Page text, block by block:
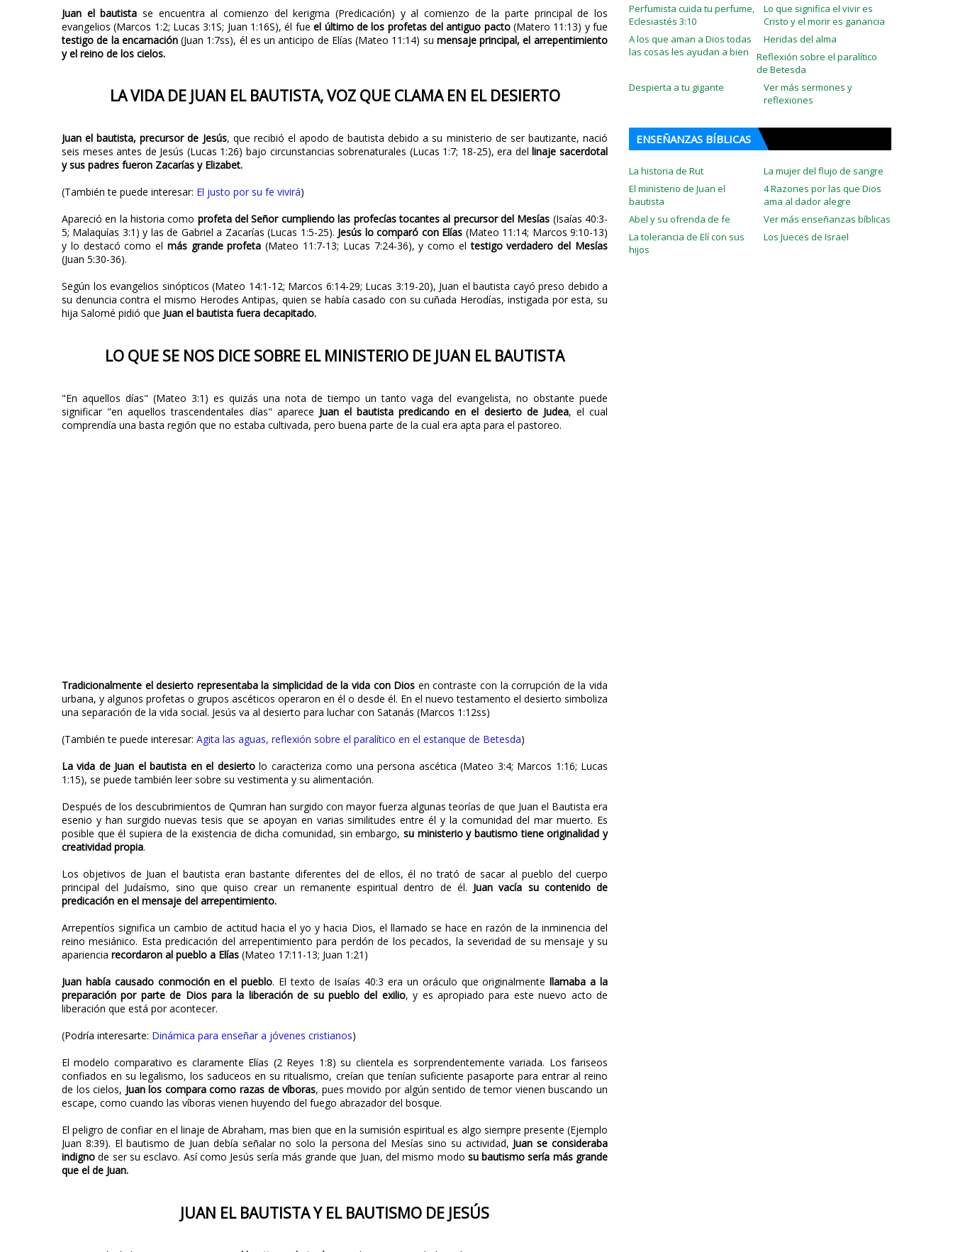
Juan el bautista se encuentra al comienzo del kerigma (Predicación) y al comienzo de la parte principal de los
evangelios (Marcos 1:2; Lucas 3:1S; Juan 1:16S), él fue el último de los profetas del antiguo pacto(Matero 11:13) y fue
testigo de la encarnación(Juan 1:7ss), él es un anticipo de Elías (Mateo 11:14) su mensaje principal, el arrepentimiento
y el reino de los cielos.
LA VIDA DE JUAN EL BAUTISTA, VOZ QUE CLAMA EN EL DESIERTO
Juan el bautista, precursor de Jesús, que recibió el apodo de bautista debido a su ministerio de ser bautizante, nació
seis meses antes de Jesús (Lucas 1:26) bajo circunstancias sobrenaturales (Lucas 1:7; 18-25), era del linaje sacerdotal
y sus padres fueron Zacarías y Elizabet.
(También te puede interesar: El justo por su fe vivirá)
Apareció en la historia como profeta del Señor cumpliendo las profecías tocantes al precursor del Mesías (Isaías 40:3-
5; Malaquías 3:1) y las de Gabriel a Zacarías (Lucas 1:5-25). Jesús lo comparó con Elías (Mateo 11:14; Marcos 9:10-13)
y lo destacó como el más grande profeta (Mateo 11:7-13; Lucas 7:24-36), y como eltestigo verdadero del Mesías
(Juan 5:30-36).
Según los evangelios sinópticos (Mateo 14:1-12; Marcos 6:14-29; Lucas 3:19-20), Juan el bautista cayó preso debido a
su denuncia contra el mismo Herodes Antipas, quien se había casado con su cuñada Herodías, instigada por esta, su
hija Salomé pidió que Juan el bautista fuera decapitado.
LO QUE SE NOS DICE SOBRE EL MINISTERIO DE JUAN EL BAUTISTA
"En aquellos días" (Mateo 3:1) es quizás una nota de tiempo un tanto vaga del evangelista, no obstante puede
significar "en aquellos trascendentales días" aparece Juan el bautista predicando en el desierto de Judea, el cual
comprendía una basta región que no estaba cultivada, pero buena parte de la cual era apta para el pastoreo.
Tradicionalmente el desierto representaba la simplicidad de la vida con Dios en contraste con la corrupción de la vida
urbana, y algunos profetas o grupos ascéticos operaron en él o desde él. En el nuevo testamento el desierto simboliza
una separación de la vida social. Jesús va al desierto para luchar con Satanás (Marcos 1:12ss)
(También te puede interesar: Agita las aguas, reflexión sobre el paralítico en el estanque de Betesda)
La vida de Juan el bautista en el desiertolo caracteriza como una persona ascética (Mateo 3:4; Marcos 1:16; Lucas
1:15), se puede también leer sobre su vestimenta y su alimentación.
Después de los descubrimientos de Qumran han surgido con mayor fuerza algunas teorías de que Juan el Bautista era
esenio y han surgido nuevas tesis que se apoyan en varias similitudes entre él y la comunidad del mar muerto. Es
posible que él supiera de la existencia de dicha comunidad, sin embargo, su ministerio y bautismo tiene originalidad y
creatividad propia.
Los objetivos de Juan el bautista eran bastante diferentes del de ellos, él no trató de sacar al pueblo del cuerpo
principal del Judaísmo, sino que quiso crear un remanente espiritual dentro de él. Juan vacía su contenido de
predicación en el mensaje del arrepentimiento.
Arrepentíos significa un cambio de actitud hacia el yo y hacia Dios, el llamado se hace en razón de la inminencia del
reino mesiánico. Esta predicación del arrepentimiento para perdón de los pecados, la severidad de su mensaje y su
apariencia recordaron al pueblo a Elías (Mateo 17:11-13; Juan 1:21)
Juan había causado conmoción en el pueblo. El texto de Isaías 40:3 era un oráculo que originalmente llamaba a la
preparación por parte de Dios para la liberación de su pueblo del exilio, y es apropiado para este nuevo acto de
liberación que está por acontecer.
(Podría interesarte: Dinámica para enseñar a jóvenes cristianos)
El modelo comparativo es claramente Elías (2 Reyes 1:8) su clientela es sorprendentemente variada. Los fariseos
confiados en su legalismo, los saduceos en su ritualismo, creían que tenían suficiente pasaporte para entrar al reino
de los cielos, Juan los compara como razas de víboras, pues movido por algún sentido de temor vienen buscando un
escape, como cuando las víboras vienen huyendo del fuego abrazador del bosque.
El peligro de confiar en el linaje de Abraham, mas bien que en la sumisión espiritual es algo siempre presente (Ejemplo
Juan 8:39). El bautismo de Juan debía señalar no solo la persona del Mesías sino su actividad, Juan se consideraba
indignode ser su esclavo. Así como Jesús sería más grande que Juan, del mismo modo su bautismo sería más grande
que el de Juan.
JUAN EL BAUTISTA Y EL BAUTISMO DE JESÚS
Perfumista cuida tu perfume,
Eclesiastés 3:10
Lo que significa el vivir es
Cristo y el morir es ganancia
A los que aman a Dios todas
las cosas les ayudan a bien
Heridas del alma
Reflexión sobre el paralítico
de Betesda
Ver más sermones y
reflexiones
Despierta a tu gigante
ENSEÑANZAS BÍBLICAS
La historia de Rut
La mujer del flujo de sangre
El ministerio de Juan el
bautista
4 Razones por las que Dios
ama al dador alegre
Abel y su ofrenda de fe
Ver más enseñanzas bíblicas
La tolerancia de Elí con sus
hijos
Los Jueces de Israel